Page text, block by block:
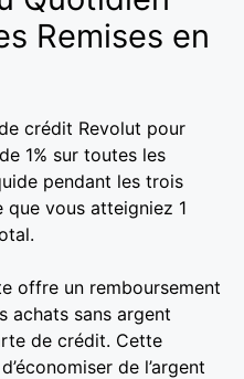
Remises en
crédit Revolut pour
1% sur toutes les
pendant les trois
que vous atteigniez 1
offre un remboursement
achats sans argent
de crédit. Cette
de l’argent